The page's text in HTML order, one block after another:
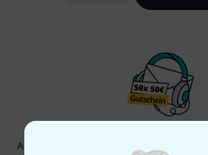
Abonniere den Thomann Newsletter